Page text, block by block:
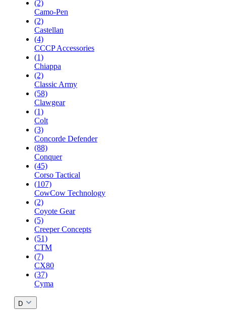
(2)
Camo-Pen
(2)
Castellan
(4)
CCCP Accessories
(1)
Chiappa
(2)
Classic Army
(58)
Clawgear
(1)
Colt
(3)
Concorde Defender
(88)
Conquer
(45)
Corso Tactical
(107)
CowCow Technology
(2)
Coyote Gear
(5)
Creeper Concepts
(51)
CTM
(7)
CX80
(37)
Cyma
D